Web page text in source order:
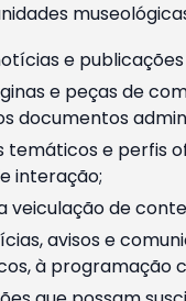
e
e peças de
documentos
e perfis
interação;
veiculação de
avisos e
à programação